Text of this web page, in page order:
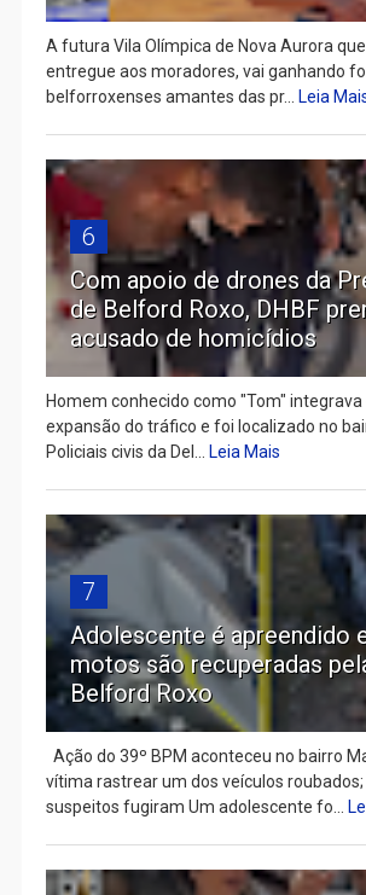
A futura Vila Olímpica de Nova Aurora
entregue aos moradores, vai ganhando
belforroxenses amantes das pr... Leia
6
Com apoio de drones da
de Belford Roxo, DHBF
acusado de homicídios
Homem conhecido como "Tom"
expansão do tráfico e foi localizado no
Policiais civis da Del... Leia Mais
7
Adolescente é apreendido
motos são recuperadas
Belford Roxo
Ação do 39º BPM aconteceu no bairro
vítima rastrear um dos veículos
suspeitos fugiram Um adolescente fo...